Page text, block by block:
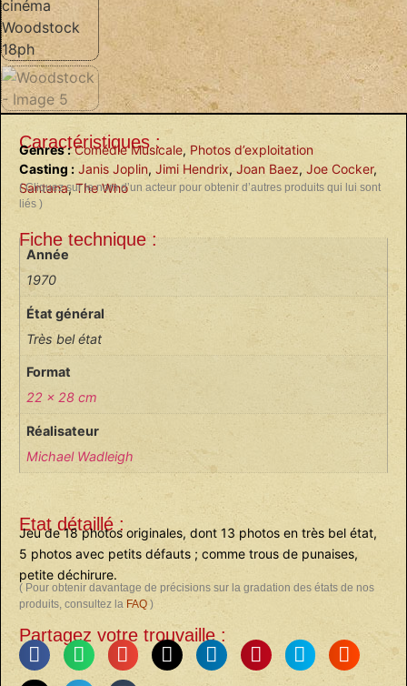
Caractéristiques :
Genres : Comédie Musicale, Photos d’exploitation
Casting : Janis Joplin, Jimi Hendrix, Joan Baez, Joe Cocker,
Santana,The Who
( Cliquez sur le nom d’un acteur pour obtenir d’autres produits qui lui sont
liés )
Fiche technique :
Année
1970
État général
Très bel état
Format
22 x 28 cm
Réalisateur
Michael Wadleigh
Etat détaillé :
Jeu de 18 photos originales, dont 13 photos en très bel état,
5 photos avec petits défauts ; comme trous de punaises,
petite déchirure.
( Pour obtenir davantage de précisions sur la gradation des états de nos
produits, consultez la FAQ )
Partagez votre trouvaille :